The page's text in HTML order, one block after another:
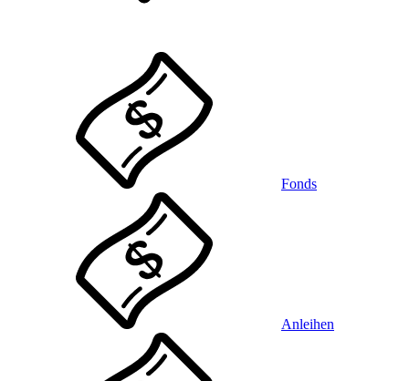
Fonds
Anleihen